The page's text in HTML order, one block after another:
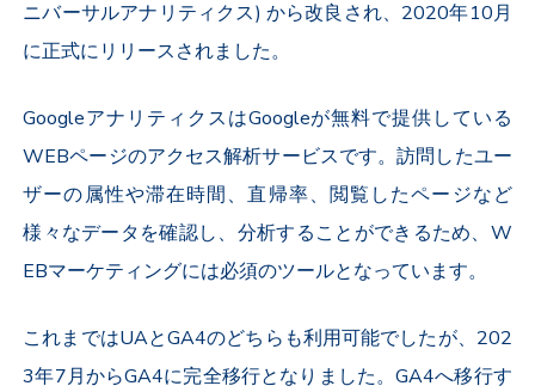
ニバーサルアナリティクス) から改良され、2020年10月
に正式にリリースされました。
GoogleアナリティクスはGoogleが無料で提供している
WEBページのアクセス解析サービスです。訪問したユー
ザーの属性や滞在時間、直帰率、閲覧したページなど
様々なデータを確認し、分析することができるため、W
EBマーケティングには必須のツールとなっています。
これまではUAとGA4のどちらも利用可能でしたが、202
3年7月からGA4に完全移行となりました。GA4へ移行す